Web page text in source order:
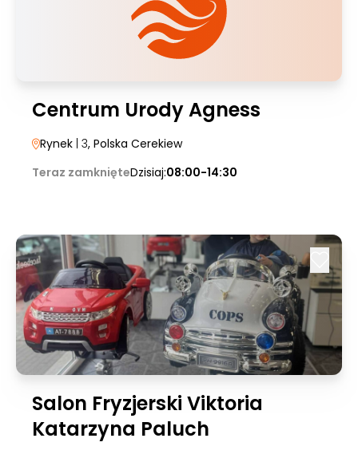
Centrum Urody Agness
Rynek | 3, Polska Cerekiew
Teraz zamknięteDzisiaj:08:00-14:30
Salon Fryzjerski Viktoria
Katarzyna Paluch